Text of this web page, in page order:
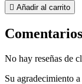
 Añadir al carrito
No hay reseñas de
Su agradecimiento